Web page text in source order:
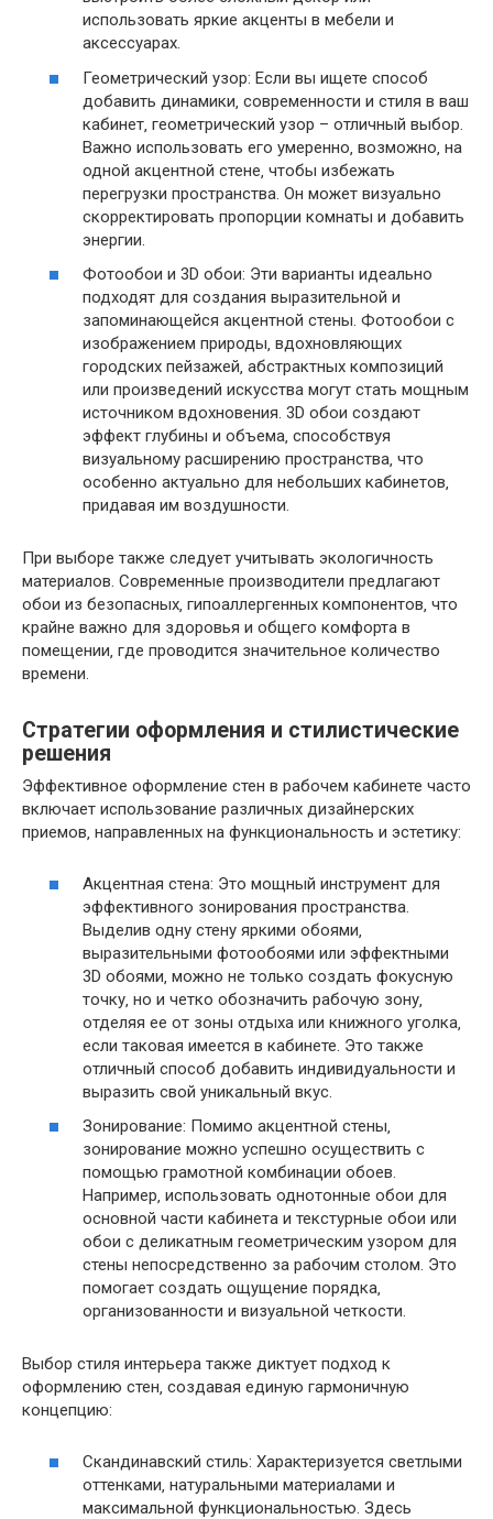
использовать яркие акценты в мебели и
аксессуарах.
Геометрический узор: Если вы ищете способ
добавить динамики‚ современности и стиля в ваш
кабинет‚ геометрический узор – отличный выбор.
Важно использовать его умеренно‚ возможно‚ на
одной акцентной стене‚ чтобы избежать
перегрузки пространства. Он может визуально
скорректировать пропорции комнаты и добавить
энергии.
Фотообои и 3D обои: Эти варианты идеально
подходят для создания выразительной и
запоминающейся акцентной стены. Фотообои с
изображением природы‚ вдохновляющих
городских пейзажей‚ абстрактных композиций
или произведений искусства могут стать мощным
источником вдохновения. 3D обои создают
эффект глубины и объема‚ способствуя
визуальному расширению пространства‚ что
особенно актуально для небольших кабинетов‚
придавая им воздушности.
При выборе также следует учитывать экологичность
материалов. Современные производители предлагают
обои из безопасных‚ гипоаллергенных компонентов‚ что
крайне важно для здоровья и общего комфорта в
помещении‚ где проводится значительное количество
времени.
Стратегии оформления и стилистические
решения
Эффективное оформление стен в рабочем кабинете часто
включает использование различных дизайнерских
приемов‚ направленных на функциональность и эстетику:
Акцентная стена: Это мощный инструмент для
эффективного зонирования пространства.
Выделив одну стену яркими обоями‚
выразительными фотообоями или эффектными
3D обоями‚ можно не только создать фокусную
точку‚ но и четко обозначить рабочую зону‚
отделяя ее от зоны отдыха или книжного уголка‚
если таковая имеется в кабинете. Это также
отличный способ добавить индивидуальности и
выразить свой уникальный вкус.
Зонирование: Помимо акцентной стены‚
зонирование можно успешно осуществить с
помощью грамотной комбинации обоев.
Например‚ использовать однотонные обои для
основной части кабинета и текстурные обои или
обои с деликатным геометрическим узором для
стены непосредственно за рабочим столом. Это
помогает создать ощущение порядка‚
организованности и визуальной четкости.
Выбор стиля интерьера также диктует подход к
оформлению стен‚ создавая единую гармоничную
концепцию:
Скандинавский стиль: Характеризуется светлыми
оттенками‚ натуральными материалами и
максимальной функциональностью. Здесь